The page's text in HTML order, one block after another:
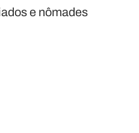
e nômades